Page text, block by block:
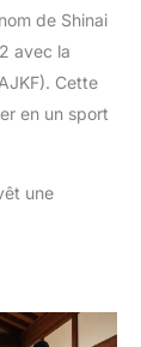
de Shinai
avec la
Cette
en un sport
une